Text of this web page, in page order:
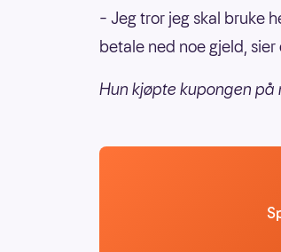
– Jeg tror jeg skal bruke
betale ned noe gjeld,
Hun kjøpte kupongen på